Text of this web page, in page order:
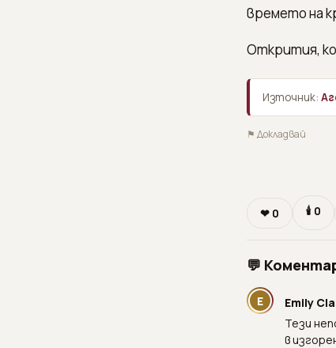
времето на
Открития,
Източник:
⚑ Докладвай
❤ 0 🕯 0
💬
E Emily
Тези
в